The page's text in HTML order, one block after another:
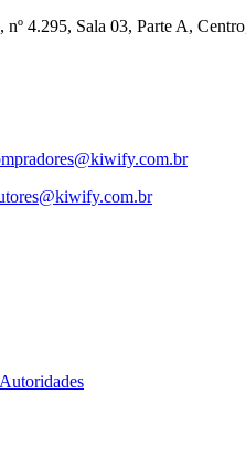
4.295, Sala 03, Parte A,